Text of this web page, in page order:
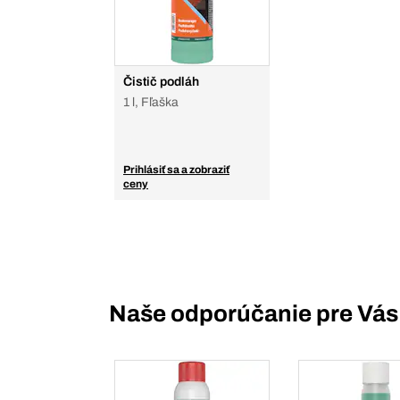
Čistič podláh
1 l, Fľaška
Prihlásiť sa a zobraziť
ceny
Naše odporúčanie pre